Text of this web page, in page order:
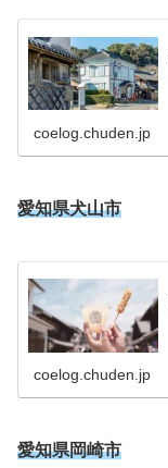
coelog.chuden.jp
愛知県犬山市
coelog.chuden.jp
愛知県岡崎市